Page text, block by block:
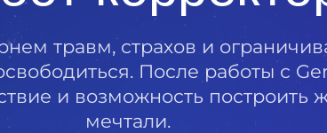
травм, страхов и
После работы с
и возможность построить
мечтали.